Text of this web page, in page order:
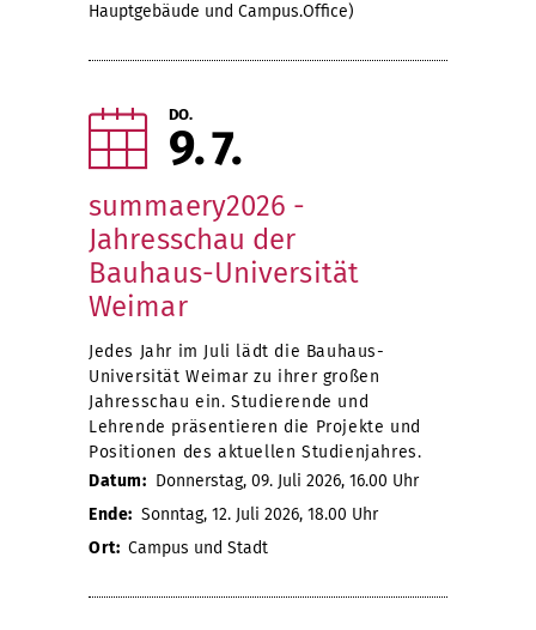
Hauptgebäude und Campus.Office)
DO.
9 7
summaery2026 -
Jahresschau der
Bauhaus-Universität
Weimar
Jedes Jahr im Juli lädt die Bauhaus-
Universität Weimar zu ihrer großen
Jahresschau ein. Studierende und
Lehrende präsentieren die Projekte und
Positionen des aktuellen Studienjahres.
Datum: Donnerstag, 09. Juli 2026, 16.00 Uhr
Ende: Sonntag, 12. Juli 2026, 18.00 Uhr
Ort: Campus und Stadt